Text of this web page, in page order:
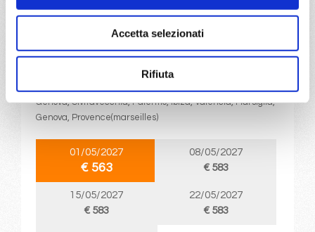
Accetta selezionati
Rifiuta
8 giorni
daGenovaconMSC Musica
Genova, Civitavecchia, Palermo, Ibiza, Valencia, Marsiglia,
Genova, Provence(marseilles)
01/05/2027
€ 563
08/05/2027
€ 583
15/05/2027
€ 583
22/05/2027
€ 583